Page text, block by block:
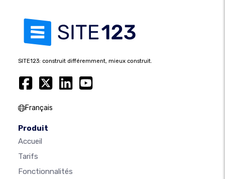
SITE123: construit différemment, mieux construit.
Français
Produit
Accueil
Tarifs
Fonctionnalités